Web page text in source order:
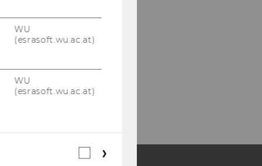
WU
(esrasoft.wu.ac.at)
WU
(esrasoft.wu.ac.at)
Webstatistik